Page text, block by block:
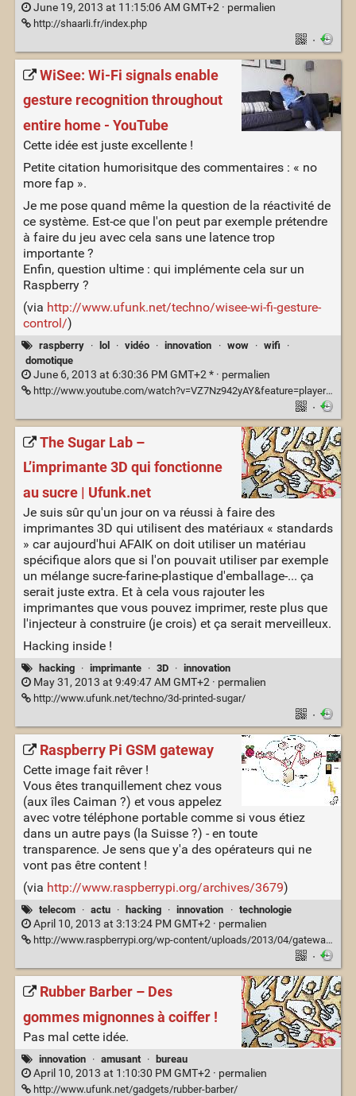
June 19, 2013 at 11:15:06 AM GMT+2 · permalien
http://shaarli.fr/index.php
·
WiSee: Wi-Fi signals enable
gesture recognition throughout
entire home - YouTube
Cette idée est juste excellente !
Petite citation humorisitque des commentaires : « no
more fap ».
Je me pose quand même la question de la réactivité de
ce système. Est-ce que l'on peut par exemple prétendre
à faire du jeu avec cela sans une latence trop
importante ?
Enfin, question ultime : qui implémente cela sur un
Raspberry ?
(via http://www.ufunk.net/techno/wisee-wi-fi-gesture-
control/)
raspberry · lol · vidéo · innovation · wow · wifi
·
domotique
June 6, 2013 at 6:30:36 PM GMT+2 * · permalien
http://www.youtube.com/watch?v=VZ7Nz942yAY&feature=player_embedded
·
The Sugar Lab –
L’imprimante 3D qui fonctionne
au sucre | Ufunk.net
Je suis sûr qu'un jour on va réussi à faire des
imprimantes 3D qui utilisent des matériaux « standards
» car aujourd'hui AFAIK on doit utiliser un matériau
spécifique alors que si l'on pouvait utiliser par exemple
un mélange sucre-farine-plastique d'emballage-... ça
serait juste extra. Et à cela vous rajouter les
imprimantes que vous pouvez imprimer, reste plus que
l'injecteur à construire (je crois) et ça serait merveilleux.
Hacking inside !
hacking · imprimante · 3D · innovation
May 31, 2013 at 9:49:47 AM GMT+2 · permalien
http://www.ufunk.net/techno/3d-printed-sugar/
·
Raspberry Pi GSM gateway
Cette image fait rêver !
Vous êtes tranquillement chez vous
(aux îles Caiman ?) et vous appelez
avec votre téléphone portable comme si vous étiez
dans un autre pays (la Suisse ?) - en toute
transparence. Je sens que y'a des opérateurs qui ne
vont pas être content !
(via http://www.raspberrypi.org/archives/3679)
telecom · actu · hacking · innovation · technologie
April 10, 2013 at 3:13:24 PM GMT+2 · permalien
http://www.raspberrypi.org/wp-content/uploads/2013/04/gatewayarchitecture1.jpg
·
Rubber Barber – Des
gommes mignonnes à coiffer !
Pas mal cette idée.
innovation · amusant · bureau
April 10, 2013 at 1:10:30 PM GMT+2 · permalien
http://www.ufunk.net/gadgets/rubber-barber/